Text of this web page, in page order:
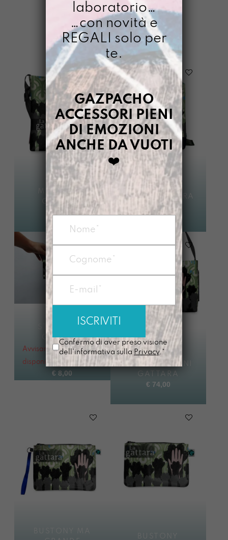
FILTRI
MANICONA
GATTARA
€
ZAINO GATTARA
95,00
GATTARA
Avvisami quando
disponibile
€ 8,00
GATTARA
€ 74,00
BUSTONY
laboratorio…
…con novità e
REGALI solo per
te.
GAZPACHO
ACCESSORI PIENI
DI EMOZIONI
ANCHE DA VUOTI
❤️
Confermo di aver preso visione
dell'informativa sulla Privacy.*